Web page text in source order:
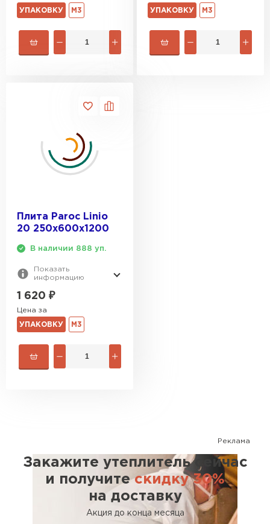
УПАКОВКУ М3 УПАКОВКУ М3
Плита Paroc Linio
20 250х600х1200
В наличии 888 уп.
Показать
информацию
1 620 ₽
Цена за
УПАКОВКУ М3
Реклама
Закажите утеплитель сейчас
и получитескидку 30%
на доставку
Акция до конца месяца